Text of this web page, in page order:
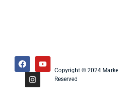
Copyright © 2024
Reserved